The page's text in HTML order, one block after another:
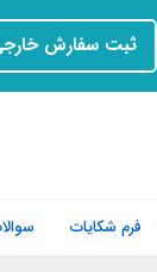
ثبت سفارش
فرم‌ شکایات